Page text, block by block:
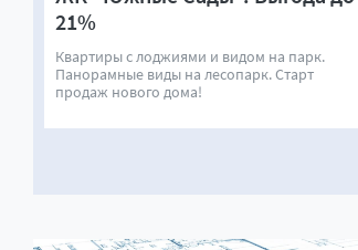
21%
Квартиры с лоджиями и видом на парк.
Панорамные виды на лесопарк. Старт
продаж нового дома!